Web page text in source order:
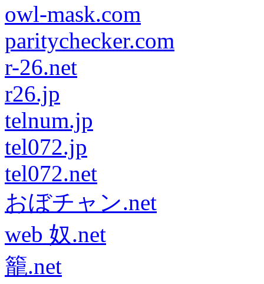
owl-mask.com
paritychecker.com
r-26.net
r26.jp
telnum.jp
tel072.jp
tel072.net
おぼチャン.net
web 奴.net
籠.net